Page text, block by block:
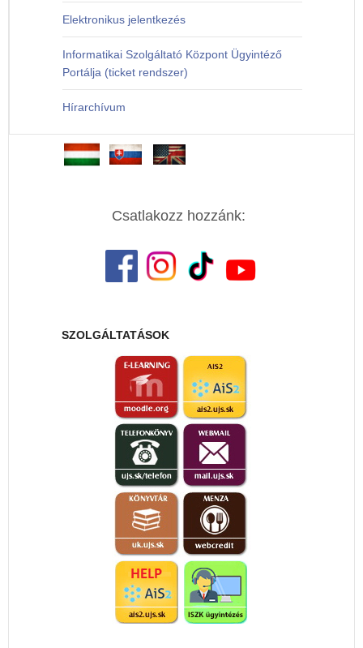
Elektronikus jelentkezés
Informatikai Szolgáltató Központ Ügyintéző
Portálja (ticket rendszer)
Hírarchívum
Csatlakozz hozzánk:
SZOLGÁLTATÁSOK